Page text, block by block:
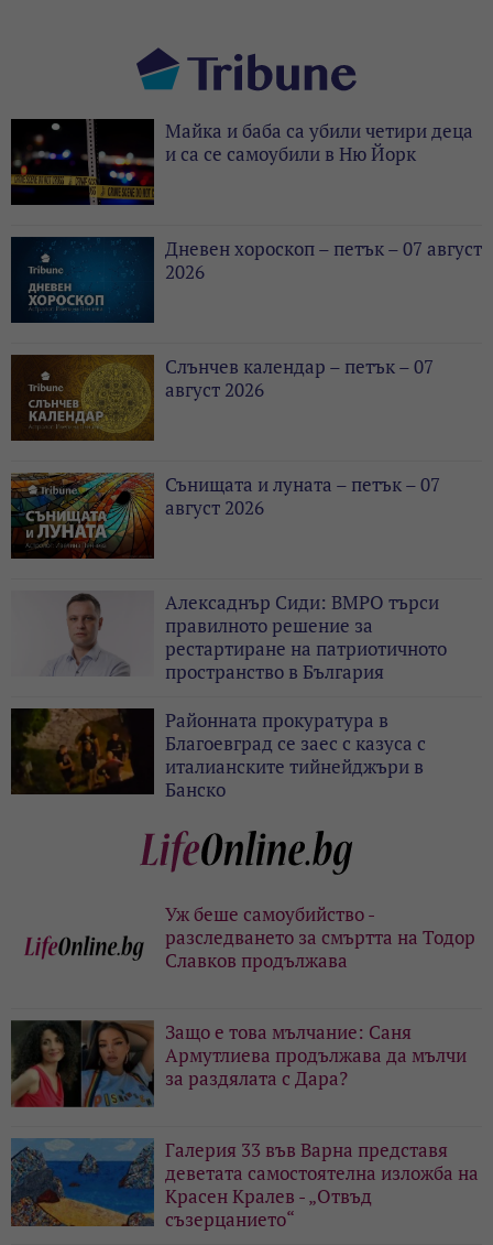
Майка и баба са убили четири деца
и са се самоубили в Ню Йорк
Дневен хороскоп – петък – 07 август
2026
Слънчев календар – петък – 07
август 2026
Сънищата и луната – петък – 07
август 2026
Алексаднър Сиди: ВМРО търси
правилното решение за
рестартиране на патриотичното
пространство в България
Районната прокуратура в
Благоевград се заес с казуса с
италианските тийнейджъри в
Банско
Уж беше самоубийство -
разследването за смъртта на Тодор
Славков продължава
Защо е това мълчание: Саня
Армутлиева продължава да мълчи
за раздялата с Дара?
Галерия 33 във Варна представя
деветата самостоятелна изложба на
Красен Кралев - „Отвъд
съзерцанието“